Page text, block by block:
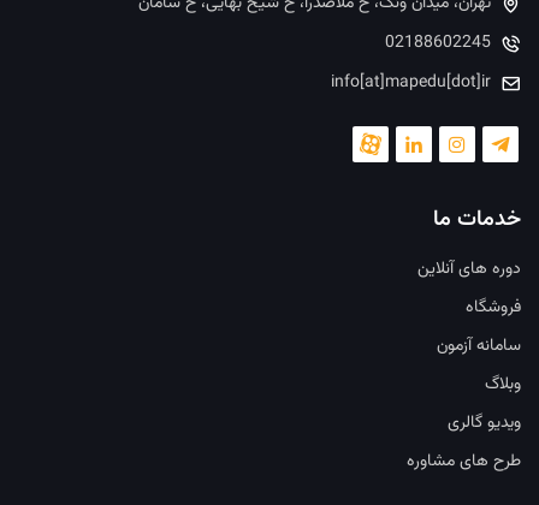
02188602245
info[at]mapedu[dot]ir
خدمات ما
دوره های آنلاین
فروشگاه
سامانه آزمون
وبلاگ
ویدیو گالری
طرح های مشاوره